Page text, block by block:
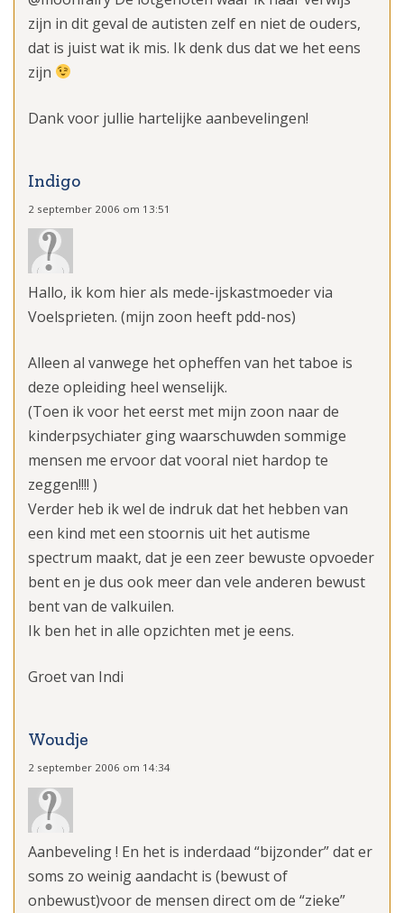
zijn in dit geval de autisten zelf en niet de ouders,
dat is juist wat ik mis. Ik denk dus dat we het eens
zijn
Dank voor jullie hartelijke aanbevelingen!
Indigo
2 september 2006 om 13:51
Hallo, ik kom hier als mede-ijskastmoeder via
Voelsprieten. (mijn zoon heeft pdd-nos)
Alleen al vanwege het opheffen van het taboe is
deze opleiding heel wenselijk.
(Toen ik voor het eerst met mijn zoon naar de
kinderpsychiater ging waarschuwden sommige
mensen me ervoor dat vooral niet hardop te
zeggen!!!! )
Verder heb ik wel de indruk dat het hebben van
een kind met een stoornis uit het autisme
spectrum maakt, dat je een zeer bewuste opvoeder
bent en je dus ook meer dan vele anderen bewust
bent van de valkuilen.
Ik ben het in alle opzichten met je eens.
Groet van Indi
Woudje
2 september 2006 om 14:34
Aanbeveling ! En het is inderdaad “bijzonder” dat er
soms zo weinig aandacht is (bewust of
onbewust)voor de mensen direct om de “zieke”